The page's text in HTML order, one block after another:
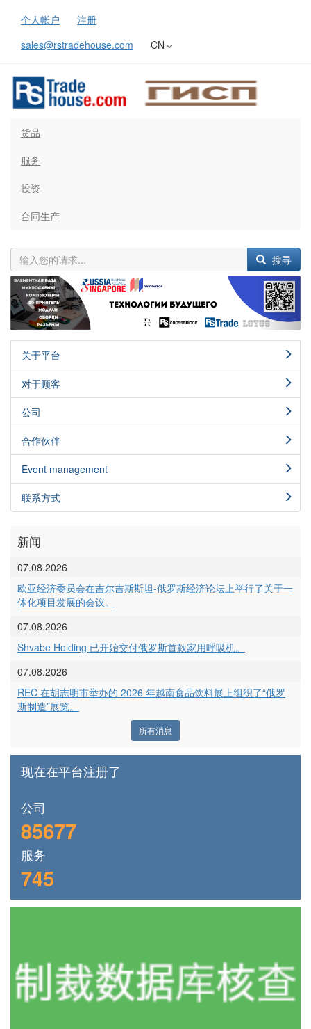
个人帐户
注册
sales@rstradehouse.com
CN
货品
服务
投资
合同生产
搜寻
Previous Next
关于平台
对于顾客
公司
合作伙伴
Event management
联系方式
新闻
07.08.2026
欧亚经济委员会在吉尔吉斯斯坦-俄罗斯经济论坛上举行了关于一
体化项目发展的会议。
07.08.2026
Shvabe Holding 已开始交付俄罗斯首款家用呼吸机。
07.08.2026
REC 在胡志明市举办的 2026 年越南食品饮料展上组织了“俄罗
斯制造”展览。
所有消息
现在在平台注册了
公司
85677
服务
745